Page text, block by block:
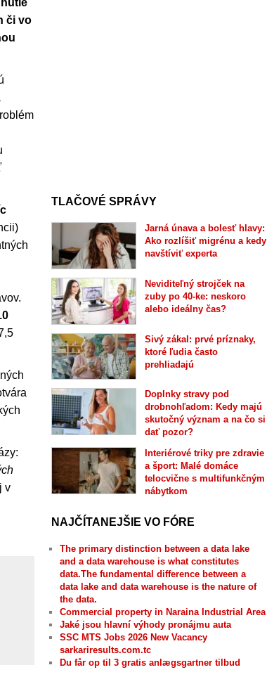
či vo
v
TLAČOVÉ SPRÁVY
Jarná únava a bolesť hlavy:
Ako rozlíšiť migrénu a kedy
navštíviť experta
Neviditeľný strojček na
zuby po 40-ke: neskoro
alebo ideálny čas?
Sivý zákal: prvé príznaky,
ktoré ľudia často
prehliadajú
Doplnky stravy pod
drobnohľadom: Kedy majú
skutočný význam a na čo si
dať pozor?
Interiérové triky pre zdravie
a šport: Malé domáce
telocvične s multifunkčným
nábytkom
NAJČÍTANEJŠIE VO FÓRE
The primary distinction between a data lake
and a data warehouse is what constitutes
data.The fundamental difference between a
data lake and data warehouse is the nature of
the data.
Commercial property in Naraina Industrial Area
Jaké jsou hlavní výhody pronájmu auta
SSC MTS Jobs 2026 New Vacancy
sarkariresults.com.tc
Du får op til 3 gratis anlægsgartner tilbud